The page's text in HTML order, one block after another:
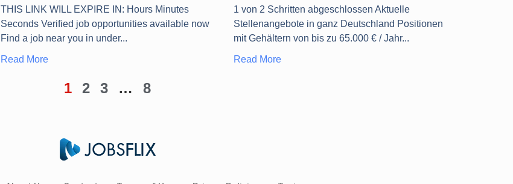
THIS LINK WILL EXPIRE IN: Hours Minutes
Seconds Verified job opportunities available now
Find a job near you in under
Read More
1 von 2 Schritten abgeschlossen Aktuelle
Stellenangebote in ganz Deutschland Positionen
mit Gehältern von bis zu 65.000 € / Jahr
Read More
1 2 3 … 8